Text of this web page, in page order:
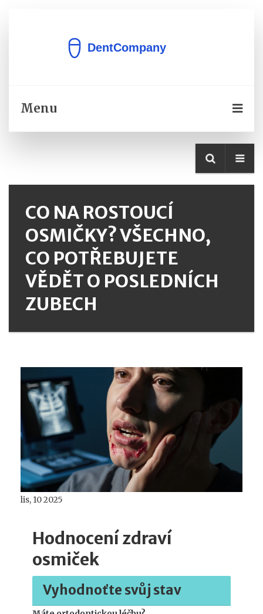
Menu
CO NA ROSTOUCÍ
OSMIČKY? VŠECHNO,
CO POTŘEBUJETE
VĚDĚT O POSLEDNÍCH
ZUBECH
lis, 10 2025
Hodnocení zdraví
osmiček
Vyhodnoťte svůj stav